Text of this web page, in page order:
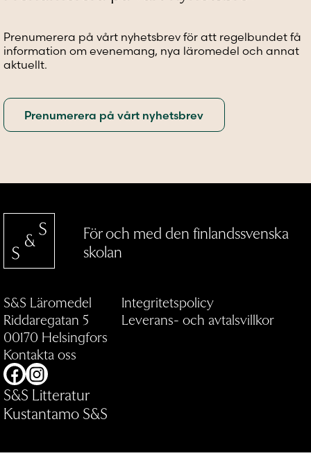
Prenumerera på vårt nyhetsbrev för att regelbundet få
information om evenemang, nya läromedel och annat
aktuellt.
För och med den finlandssvenska
skolan
S&S Läromedel
Riddaregatan 5
00170 Helsingfors
Kontakta oss
Integritetspolicy
Leverans- och avtalsvillkor
Facebook
Instagram
S&S Litteratur
Kustantamo S&S